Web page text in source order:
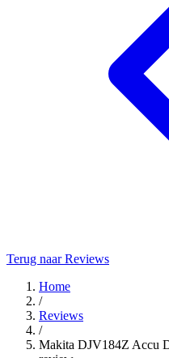
Terug naar Reviews
Home
/
Reviews
/
Makita DJV184Z Accu